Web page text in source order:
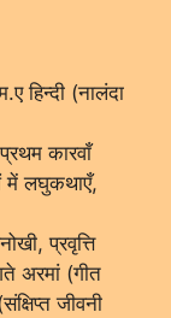
हिन्दी (नालंदा
कारवाँ
में लघुकथाएँ,
प्रवृत्ति
अरमां (गीत
जीवनी